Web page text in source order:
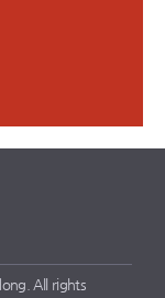
All rights